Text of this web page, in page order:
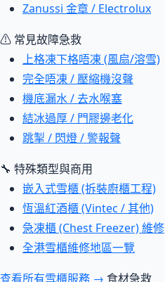
Zanussi 金章 / Electrolux
⚠ 常見故障急救
上格凍下格唔凍 (風扇/溶雪)
完全唔凍 / 壓縮機沒聲
機底漏水 / 去水喉塞
結冰過厚 / 門膠邊老化
跳掣 / 閃燈 / 警報聲
🔧 特殊類型與商用
嵌入式雪櫃 (拆裝廚櫃工程)
恆溫紅酒櫃 (Vintec / 其他)
急凍櫃 (Chest Freezer) 維修
全港雪櫃維修地區一覽
查看所有雪櫃服務 → 食材急救